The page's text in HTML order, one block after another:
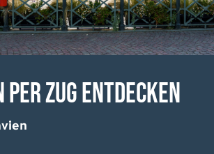
per Zug entdecken